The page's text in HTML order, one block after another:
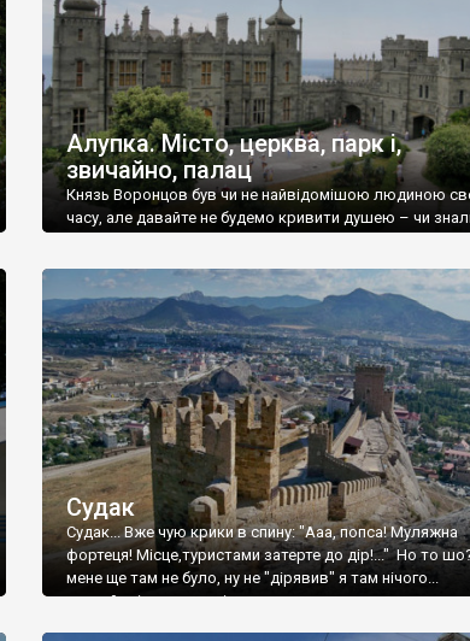
Алупка. Місто, церква, парк і,
звичайно, палац
Князь Воронцов був чи не найвідомішою людиною
часу, але давайте не будемо кривити душею – чи
Судак
Судак... Вже чую крики в спину: "Ааа, попса! Муляжна
фортеця! Місце,туристами затерте до дір!..." Но то
мене ще там не було, ну не "дірявив" я там нічого...
принаймні до цього літа.